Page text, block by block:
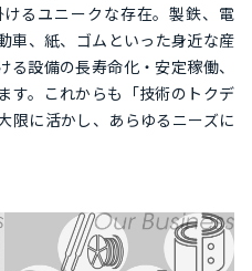
るユニークな存在。製鉄、電
車、紙、ゴムといった身近な産
設備の長寿命化・安定稼働、
す。これからも「技術のトクデ
限に活かし、あらゆるニーズに